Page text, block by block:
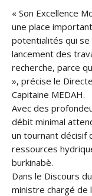
« Son Excellence
une place
potentialités qui
lancement des
recherche, parce
», précise le
Capitaine MEDAH.
Avec des
débit minimal
un tournant décisif
ressources
burkinabè.
Dans le Discours
ministre chargé de